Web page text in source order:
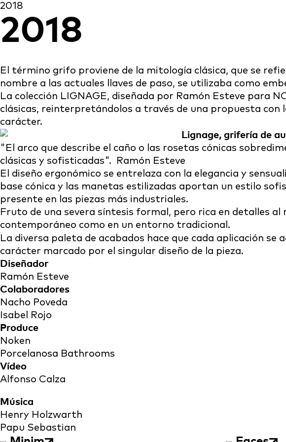
2018
2018
El término grifo proviene de la mitología clásica, que se
nombre a las actuales llaves de paso, se utilizaba como
La colección LIGNAGE, diseñada por Ramón Esteve para
clásicas, reinterpretándolos a través de una propuesta
carácter.
" El arco que describe el caño o las rosetas cónicas
clásicas y sofisticadas ".
Ramón Esteve
El diseño ergonómico se entrelaza con la elegancia y
base cónica y las manetas estilizadas aportan un estilo
presente en las piezas más industriales.
Fruto de una severa síntesis formal, pero rica en detalles
contemporáneo como en un entorno tradicional.
La diversa paleta de acabados hace que cada aplicación
carácter marcado por el singular diseño de la pieza.
Diseñador
Ramón Esteve
Colaboradores
Nacho Poveda
Isabel Rojo
Produce
Noken
Porcelanosa Bathrooms
Vídeo
Alfonso Calza
Música
Henry Holzwarth
Papu Sebastian